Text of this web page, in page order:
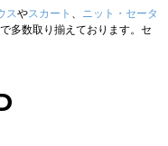
スやスカート 、 ニット・セータ
多数取り揃えております。セ